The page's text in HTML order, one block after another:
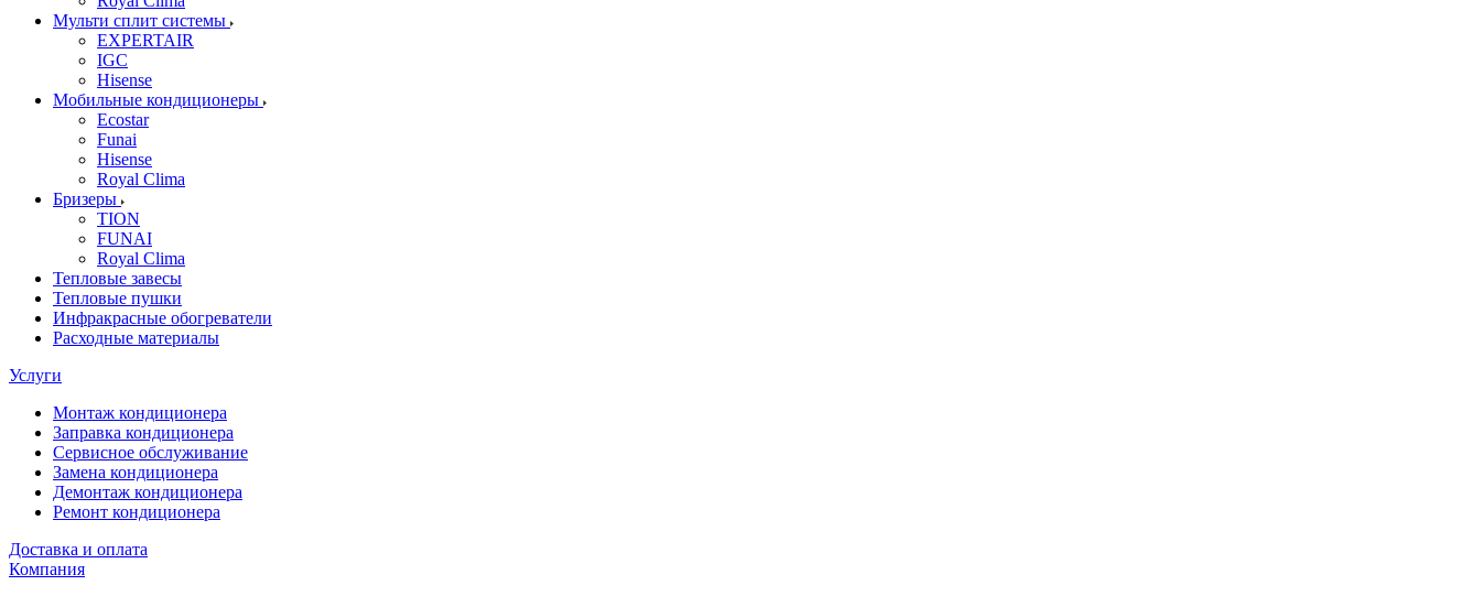
Мульти сплит системы
EXPERTAIR
IGC
Hisense
Мобильные кондиционеры
Ecostar
Funai
Hisense
Royal Clima
Бризеры
TION
FUNAI
Royal Clima
Тепловые завесы
Тепловые пушки
Инфракрасные обогреватели
Расходные материалы
Услуги
Монтаж кондиционера
Заправка кондиционера
Сервисное обслуживание
Замена кондиционера
Демонтаж кондиционера
Ремонт кондиционера
Доставка и оплата
Компания